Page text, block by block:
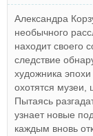
Александра
необычного
находит своего
следствие
художника
охотятся музеи,
Пытаясь
узнает новые
каждым вновь